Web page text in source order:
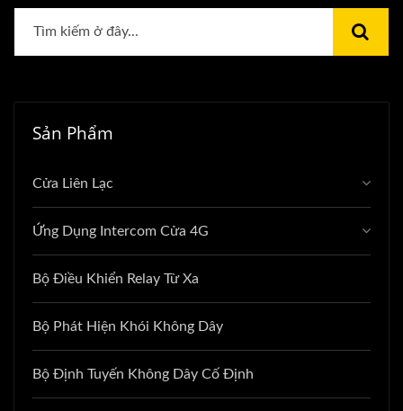
Sản Phẩm
Cửa Liên Lạc
Ứng Dụng Intercom Cửa 4G
Bộ Điều Khiển Relay Từ Xa
Bộ Phát Hiện Khói Không Dây
Bộ Định Tuyến Không Dây Cố Định